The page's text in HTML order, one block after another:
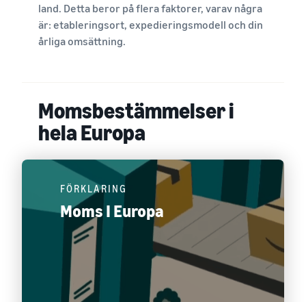
land. Detta beror på flera faktorer, varav några
är: etableringsort, expedieringsmodell och din
årliga omsättning.
Momsbestämmelser i
hela Europa
FÖRKLARING
Moms I Europa